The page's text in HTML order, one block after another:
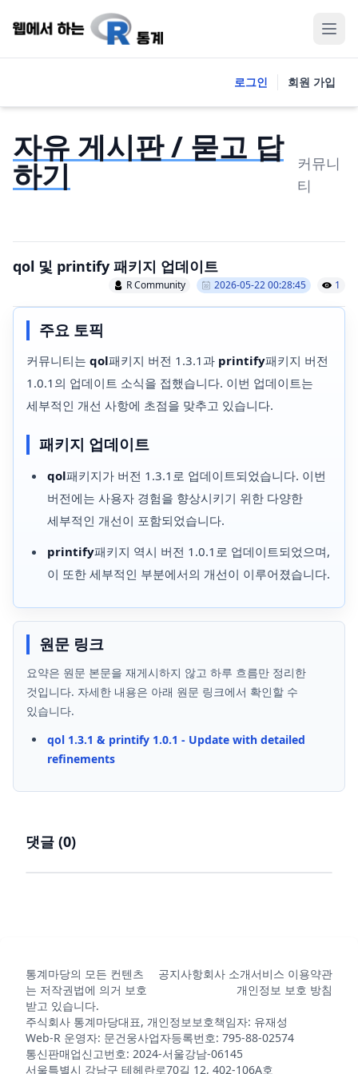
로그인 회원 가입
자유 게시판 / 묻고 답
하기
커뮤니
티
qol 및 printify 패키지 업데이트
R Community 2026-05-22 00:28:45 1
주요 토픽
커뮤니티는 qol패키지 버전 1.3.1과 printify패키지 버전
1.0.1의 업데이트 소식을 접했습니다. 이번 업데이트는
세부적인 개선 사항에 초점을 맞추고 있습니다.
패키지 업데이트
qol패키지가 버전 1.3.1로 업데이트되었습니다. 이번
버전에는 사용자 경험을 향상시키기 위한 다양한
세부적인 개선이 포함되었습니다.
printify패키지 역시 버전 1.0.1로 업데이트되었으며,
이 또한 세부적인 부분에서의 개선이 이루어졌습니다.
원문 링크
요약은 원문 본문을 재게시하지 않고 하루 흐름만 정리한
것입니다. 자세한 내용은 아래 원문 링크에서 확인할 수
있습니다.
qol 1.3.1 & printify 1.0.1 - Update with detailed
refinements
댓글 (0)
통계마당의 모든 컨텐츠
는 저작권법에 의거 보호
받고 있습니다.
공지사항회사 소개서비스 이용약관
개인정보 보호 방침
주식회사 통계마당대표, 개인정보보호책임자: 유재성
Web-R 운영자: 문건웅사업자등록번호: 795-88-02574
통신판매업신고번호: 2024-서울강남-06145
서울특별시 강남구 테헤란로70길 12, 402-106A호